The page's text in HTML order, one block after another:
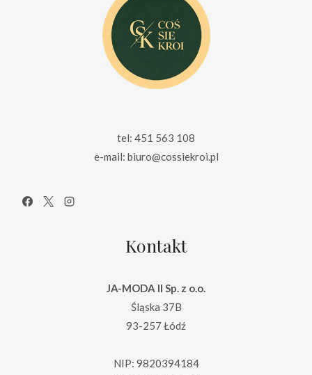
tel: 451 563 108
e-mail: biuro@cossiekroi.pl
Kontakt
JA-MODA II Sp. z o.o.
Śląska 37B
93-257 Łódź
NIP: 9820394184